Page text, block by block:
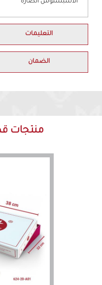
الاسبستوس الضارة
التعليمات
الضمان
منتجات